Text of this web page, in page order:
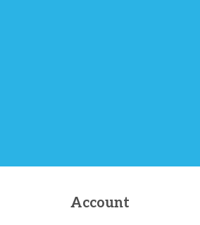
Account